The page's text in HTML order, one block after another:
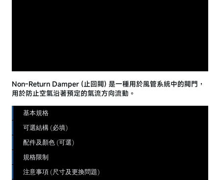
Non-Return Damper (止回閥) 是一種用於風管系統中的閥門，
用於防止空氣沿著預定的氣流方向流動。
基本規格
可選結構 (必填)
配件及顏色 (可選)
規格限制
注意事項 (尺寸及更換問題)